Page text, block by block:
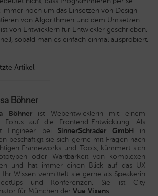
immer noch um das Einsetzen von Design
von Algorithmen und dem Umsetzen
von Entwicklern für Entwickler geschrieben.
sobald man es einfach einmal ausprobiert.
Artikel
Böhner
Böhnerist Webentwicklerin mit einem
Fokus auf die Frontend-Entwicklung. Als
Engineer bei SinnerSchrader GmbH in
beschäftigt sie sich gerne mit Fragen nach
Frameworks und Tools, kümmert sich
oder Wartbarkeit von komplexen
und hat immer einen Blick auf das UX
Ihr Wissen vermittelt sie gerne als Speakerin
und Konferenzen. Sie ist City
für München der Vue Vixens .